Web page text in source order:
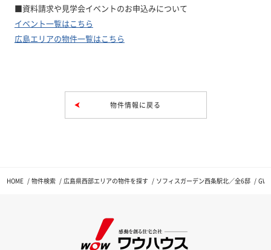
HOME 物件検索 広島県西部エリアの物件を探す ソフィスガーデン西条駅北／全6邸 GW
■資料請求や見学会イベントのお申込みについて
イベント一覧はこちら
広島エリアの物件一覧はこちら
物件情報に戻る